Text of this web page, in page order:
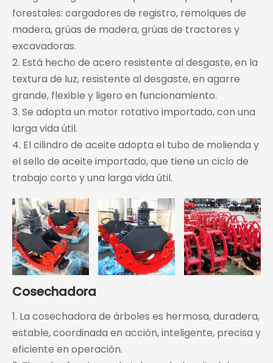
forestales: cargadores de registro, remolques de
madera, grúas de madera, grúas de tractores y
excavadoras.
2. Está hecho de acero resistente al desgaste, en la
textura de luz, resistente al desgaste, en agarre
grande, flexible y ligero en funcionamiento.
3. Se adopta un motor rotativo importado, con una
larga vida útil.
4. El cilindro de aceite adopta el tubo de molienda y
el sello de aceite importado, que tiene un ciclo de
trabajo corto y una larga vida útil.
Cosechadora
1. La cosechadora de árboles es hermosa, duradera,
estable, coordinada en acción, inteligente, precisa y
eficiente en operación.